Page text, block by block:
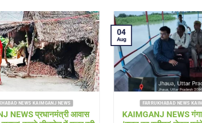
में
FARRUKHABAD NEWS SHAMSHABAD NEWS
Farrukhabad news विकास पर लापरवाही
04
Aug